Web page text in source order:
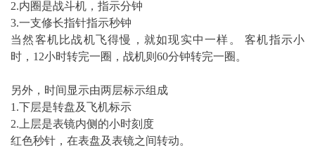
2.内圈是战斗机，指示分钟
3.一支修长指针指示秒钟
当然客机比战机飞得慢，就如现实中一样。 客机指示小
时，12小时转完一圈，战机则60分钟转完一圈。
另外，时间显示由两层标示组成
1.下层是转盘及飞机标示
2.上层是表镜内侧的小时刻度
红色秒针，在表盘及表镜之间转动。